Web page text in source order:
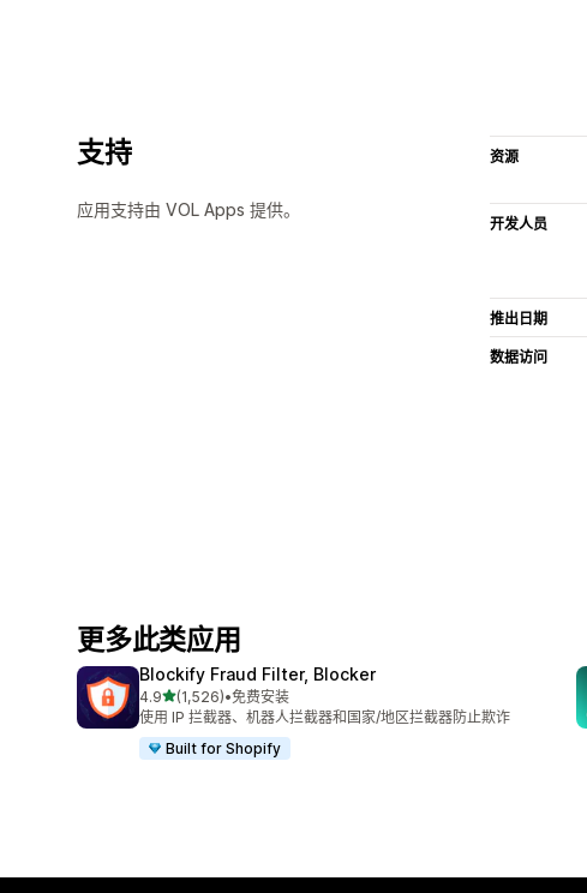
支持
应用支持由 VOL Apps 提供。
资源
开发人员
推出日期
数据访问
更多此类应用
Blockify Fraud Filter, Blocker
4.9星（满分 5 星）
(1,526)
总共 1526 条评论
•免费安装
使用 IP 拦截器、机器人拦截器和国家/地区拦截器防止欺诈
Built for Shopify